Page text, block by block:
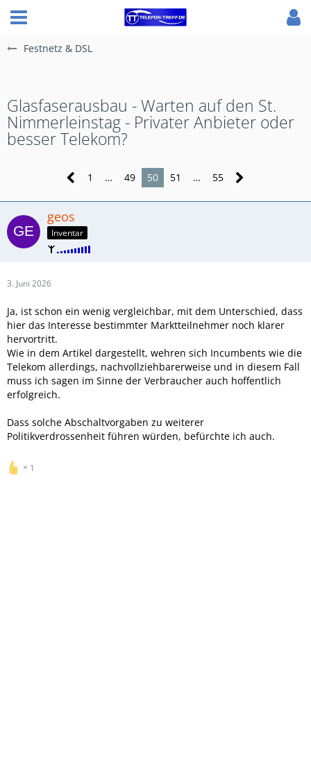
Festnetz & DSL
Glasfaserausbau - Warten auf den St.
Nimmerleinstag - Privater Anbieter oder
besser Telekom?
1 … 49 50 51 … 55
geos
Inventar
3. Juni 2026
Ja, ist schon ein wenig vergleichbar, mit dem Unterschied, dass
hier das Interesse bestimmter Marktteilnehmer noch klarer
hervortritt.
Wie in dem Artikel dargestellt, wehren sich Incumbents wie die
Telekom allerdings, nachvollziehbarerweise und in diesem Fall
muss ich sagen im Sinne der Verbraucher auch hoffentlich
erfolgreich.
Dass solche Abschaltvorgaben zu weiterer
Politikverdrossenheit führen würden, befürchte ich auch.
1